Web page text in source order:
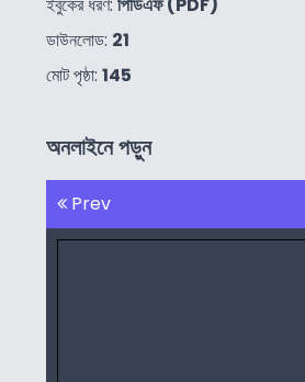
ইবুকের ধরণ: পিডিএফ (PDF)
ডাউনলোড: 21
মোট পৃষ্ঠা: 145
অনলাইনে পড়ুন
Prev